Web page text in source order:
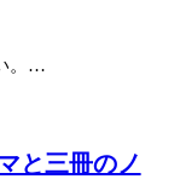
。…
と三冊のノ